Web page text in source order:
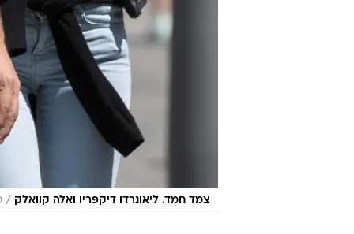
צמד חמד. ליאונרדו דיקפריו ואלה קוואלק /